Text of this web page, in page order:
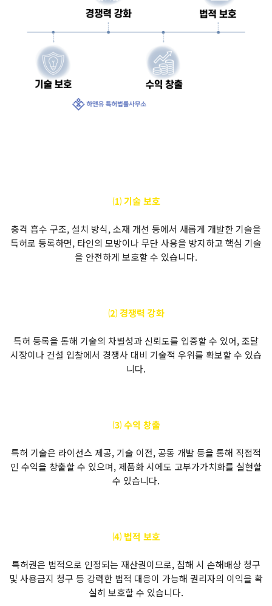
⑴ 기술 보호
충격 흡수 구조, 설치 방식, 소재 개선 등에서 새롭게 개발한 기술을
특허로 등록하면, 타인의 모방이나 무단 사용을 방지하고 핵심 기술
을 안전하게 보호할 수 있습니다.
⑵ 경쟁력 강화
특허 등록을 통해 기술의 차별성과 신뢰도를 입증할 수 있어, 조달
시장이나 건설 입찰에서 경쟁사 대비 기술적 우위를 확보할 수 있습
니다.
⑶ 수익 창출
특허 기술은 라이선스 제공, 기술 이전, 공동 개발 등을 통해 직접적
인 수익을 창출할 수 있으며, 제품화 시에도 고부가가치화를 실현할
수 있습니다.
⑷ 법적 보호
특허권은 법적으로 인정되는 재산권이므로, 침해 시 손해배상 청구
및 사용금지 청구 등 강력한 법적 대응이 가능해 권리자의 이익을 확
실히 보호할 수 있습니다.